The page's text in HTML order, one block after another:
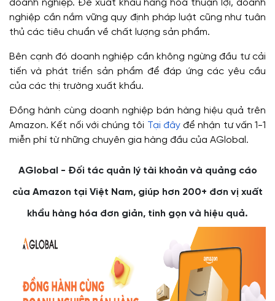
doanh nghiệp. Để xuất khẩu hàng hóa thuận lợi, doanh
nghiệp cần nắm vững quy định pháp luật cũng như tuân
thủ các tiêu chuẩn về chất lượng sản phẩm.
Bên cạnh đó doanh nghiệp cần không ngừng đầu tư cải
tiến và phát triển sản phẩm để đáp ứng các yêu cầu
của các thị trường xuất khẩu.
Đồng hành cùng doanh nghiệp bán hàng hiệu quả trên
Amazon. Kết nối với chúng tôi Tại đâyđể nhận tư vấn 1-1
miễn phí từ những chuyên gia hàng đầu của AGlobal.
AGlobal - Đối tác quản lý tài khoản và quảng cáo
của Amazon tại Việt Nam, giúp hơn 200+ đơn vị xuất
khẩu hàng hóa đơn giản, tinh gọn và hiệu quả.